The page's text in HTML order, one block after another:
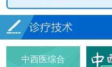
中西医综合